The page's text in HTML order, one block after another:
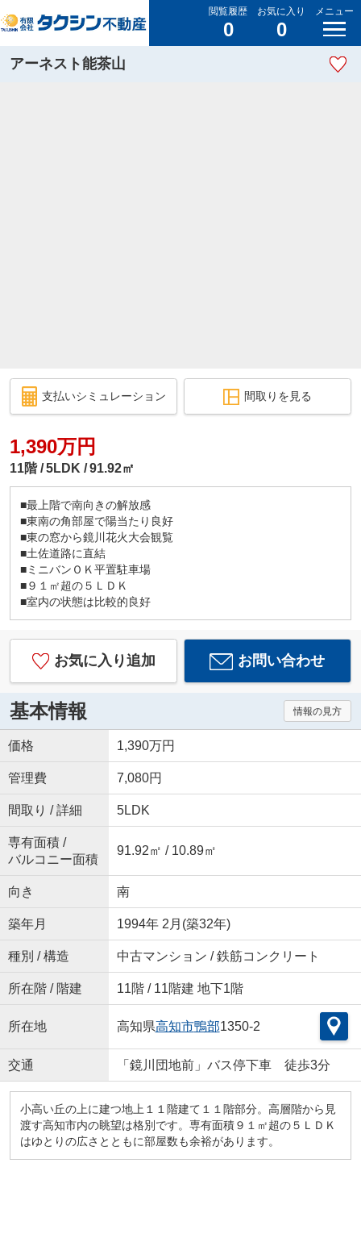
閲覧履歴
0
お気に入り
0
メニュー
アーネスト能茶山
支払いシミュレーション 間取りを見る
1,390万円
11階 5LDK 91.92㎡
■最上階で南向きの解放感
■東南の角部屋で陽当たり良好
■東の窓から鏡川花火大会観覧
■土佐道路に直結
■ミニバンＯＫ平置駐車場
■９１㎡超の５ＬＤＫ
■室内の状態は比較的良好
お気に入り追加 お問い合わせ
基本情報 情報の見方
価格 1,390万円
管理費 7,080円
間取り / 詳細 5LDK
専有面積 /
バルコニー面積
91.92㎡ / 10.89㎡
向き 南
築年月 1994年 2月(築32年)
種別 / 構造 中古マンション / 鉄筋コンクリート
所在階 / 階建 11階 / 11階建 地下1階
所在地 高知県高知市鴨部1350-2
交通 「鏡川団地前」バス停下車 徒歩3分
小高い丘の上に建つ地上１１階建て１１階部分。高層階から見
渡す高知市内の眺望は格別です。専有面積９１㎡超の５ＬＤＫ
はゆとりの広さとともに部屋数も余裕があります。